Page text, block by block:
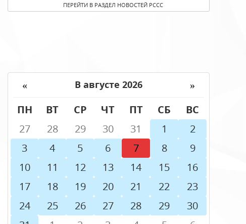
ПЕРЕЙТИ В РАЗДЕЛ НОВОСТЕЙ РССС
« В августе 2026
»
ПН
ВТ СР ЧТ ПТ СБ
ВС
27
28 29 30 31 1
2
3
4 5 6 7 8
9
10
11 12 13 14 15
16
17
18 19 20 21 22
23
24
25 26 27 28 29
30